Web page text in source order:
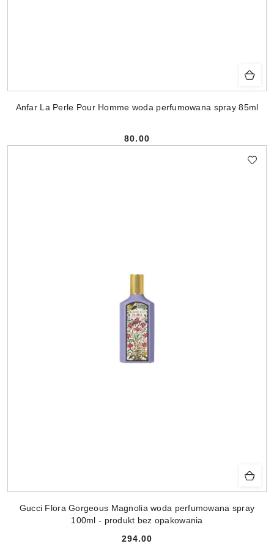
Anfar La Perle Pour Homme woda perfumowana spray 85ml
Cena:
80.00
Gucci Flora Gorgeous Magnolia woda perfumowana spray
100ml - produkt bez opakowania
Cena:
294.00